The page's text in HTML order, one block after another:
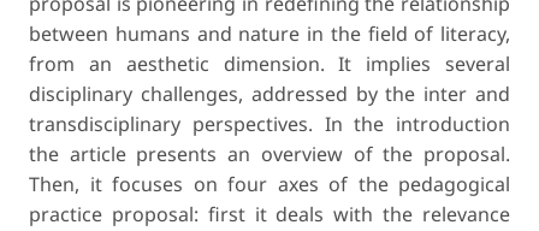
between humans and nature in the field of literacy,
from an aesthetic dimension. It implies several
disciplinary challenges, addressed by the inter and
transdisciplinary perspectives. In the introduction
the article presents an overview of the proposal.
Then, it focuses on four axes of the pedagogical
practice proposal: first it deals with the relevance